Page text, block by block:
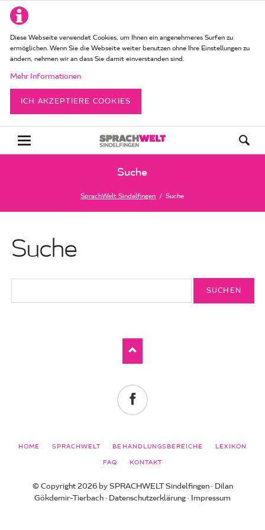
Diese Webseite verwendet Cookies, um Ihnen ein angenehmeres Surfen zu
ermöglichen. Wenn Sie die Webseite weiter benutzen ohne Ihre Einstellungen zu
ändern, nehmen wir an dass Sie damit einverstanden sind.
Mehr Informationen
ICH AKZEPTIERE COOKIES
Suche
SprachWelt Sindelfingen Suche
Suche
NAVIGATION
HOME SPRACHWELT BEHANDLUNGSBEREICHE LEXIKON
FAQ KONTAKT
© Copyright 2026 by SPRACHWELT Sindelfingen · Dilan
Gökdemir-Tierbach · Datenschutzerklärung· Impressum